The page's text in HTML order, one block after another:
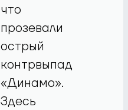
что
прозевали
острый
контрвыпад
«Динамо».
Здесь